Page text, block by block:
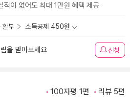
적이 없어도 최대 1만원 혜택 제공
할부 소득공제 450원
을 받아보세요 신청
100자평 1편 리뷰 5편